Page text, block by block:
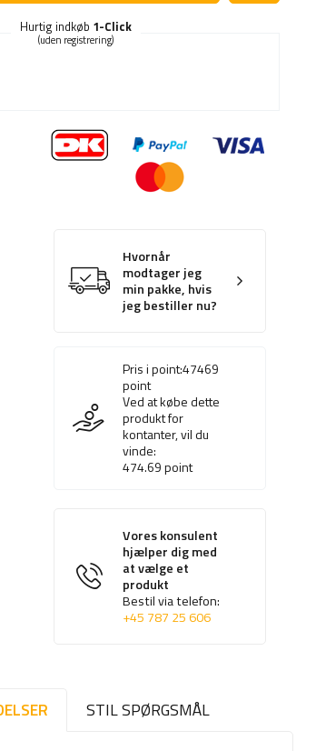
Hurtig indkøb 1-Click
(uden registrering)
Hvornår
modtager jeg
min pakke, hvis
jeg bestiller nu?
Pris i point:47469
point
Ved at købe dette
produkt for
kontanter, vil du
vinde:
474.69point
Vores konsulent
hjælper dig med
at vælge et
produkt
Bestil via telefon:
+45 787 25 606
STIL SPØRGSMÅL